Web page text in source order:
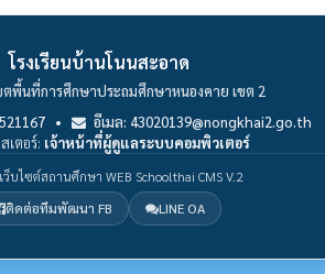
โรงเรียนบ้านโนนสะอาด
ตพื้นที่การศึกษาประถมศึกษาหนองคาย เขต 2
•
อีเมล: 43020139@nongkhai2.go.th
เตอร์: เจ้าหน้าที่ผู้ดูแลระบบคอมพิวเตอร์
บไซต์สถานศึกษา WEB Schoolthai CMS V.2
ติดต่อทีมพัฒนา FB
LINE OA